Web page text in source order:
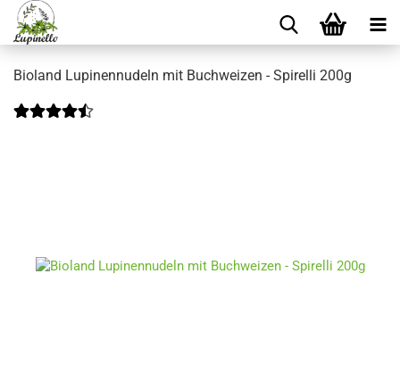
Bioland Lupinennudeln mit Buchweizen - Spirelli 200g